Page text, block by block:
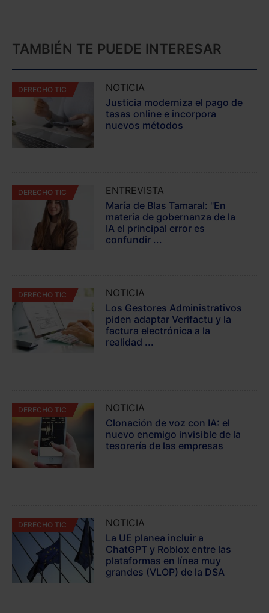
TAMBIÉN TE PUEDE INTERESAR
DERECHO TIC
NOTICIA
Justicia moderniza el pago de
tasas online e incorpora
nuevos métodos
DERECHO TIC
ENTREVISTA
María de Blas Tamaral: "En
materia de gobernanza de la
IA el principal error es
confundir ...
DERECHO TIC
NOTICIA
Los Gestores Administrativos
piden adaptar Verifactu y la
factura electrónica a la
realidad ...
DERECHO TIC
NOTICIA
Clonación de voz con IA: el
nuevo enemigo invisible de la
tesorería de las empresas
DERECHO TIC
NOTICIA
La UE planea incluir a
ChatGPT y Roblox entre las
plataformas en línea muy
grandes (VLOP) de la DSA